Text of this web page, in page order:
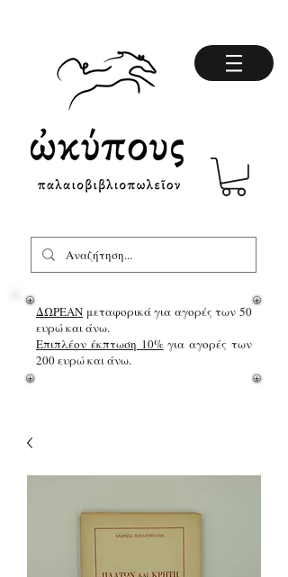
ΔΩΡΕΑΝ μεταφορικά για αγορές των 50
ευρώ και άνω.
Επιπλέον έκπτωση 10%για αγορές των
200 ευρώ και άνω.